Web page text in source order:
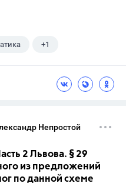
+1
Непростой
2 Львова. § 29
из предложений
по данной схеме